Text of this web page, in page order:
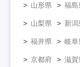
山形県 福島
山梨県 新潟
福井県 岐阜
京都府 滋賀